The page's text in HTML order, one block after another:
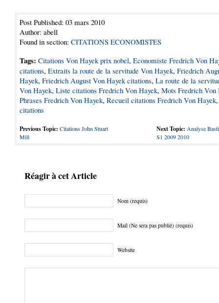
Post Published: 03 mars 2010
Author: abell
Found in section: CITATIONS ECONOMISTES
Tags: Citations Von Hayek prix nobel, Economiste Fredrich Von
citations, Extraits la route de la servitude Von Hayek, Friedrich
Hayek, Friedrich August Von Hayek citations, La route de la
Von Hayek, Liste citations Fredrich Von Hayek, Mots Fredrich Von
Phrases Fredrich Von Hayek, Recueil citations Fredrich Von Hayek
citations
Previous Topic: Citations John Stuart
Mill
Next Topic: Analyse
S1 2009 2010
Réagir à cet Article
Nom (requis)
Mail (Ne sera pas publié) (requis)
Website